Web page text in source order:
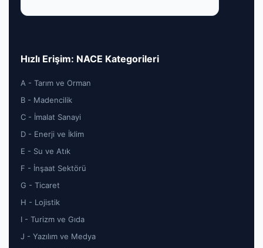
Hızlı Erişim: NACE Kategorileri
A - Tarım ve Orman
B - Madencilik
C - İmalat Sanayi
D - Enerji ve İklim
E - Su ve Atık
F - İnşaat Sektörü
G - Ticaret
H - Lojistik
I - Turizm ve Gıda
J - Yazılım ve Medya